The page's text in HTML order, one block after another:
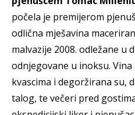
počela je premijerom
odlična mješavina
malvazije 2008. odležane u
odnjegovane u inoksu.
kvascima i degoržirana su,
talog, te večeri pred